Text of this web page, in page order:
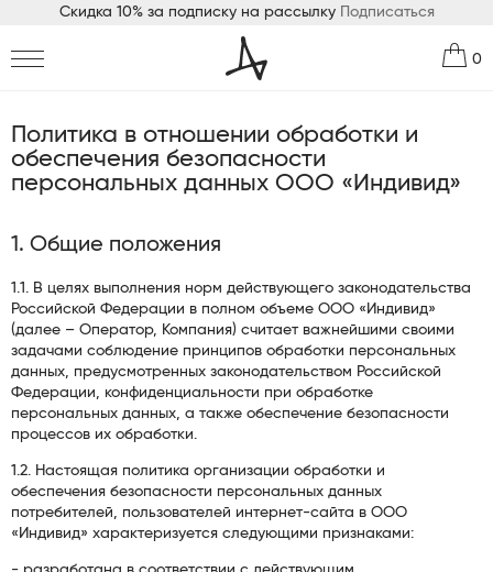
Скидка 10% за подписку на рассылку Подписаться
0
Политика в отношении обработки и
обеспечения безопасности
персональных данных ООО «Индивид»
1. Общие положения
1.1. В целях выполнения норм действующего законодательства
Российской Федерации в полном объеме ООО «Индивид»
(далее – Оператор, Компания) считает важнейшими своими
задачами соблюдение принципов обработки персональных
данных, предусмотренных законодательством Российской
Федерации, конфиденциальности при обработке
персональных данных, а также обеспечение безопасности
процессов их обработки.
1.2. Настоящая политика организации обработки и
обеспечения безопасности персональных данных
потребителей, пользователей интернет-сайта в ООО
«Индивид» характеризуется следующими признаками: